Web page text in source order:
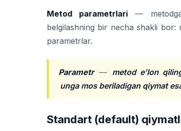
Metod parametrlari — metodga
belgilashning bir necha shakli bor:
parametrlar.
Parametr— metod e’lon
unga mos beriladigan qiymat
Standart (default)